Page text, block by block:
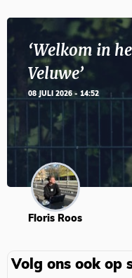
‘Welkom in
Veluwe’
08 JULI 2026 - 14:52
Floris Roos
Volg ons ook op